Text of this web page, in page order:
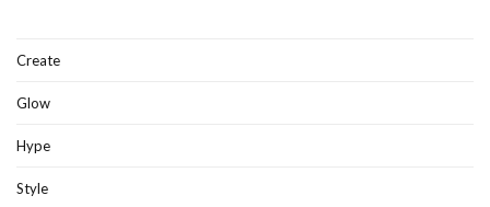
Create
Glow
Hype
Style